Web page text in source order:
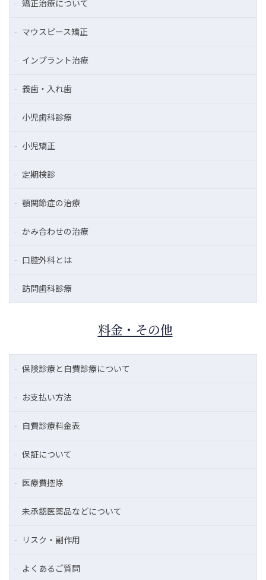
矯正治療について
マウスピース矯正
インプラント治療
義歯・入れ歯
小児歯科診療
小児矯正
定期検診
顎関節症の治療
かみ合わせの治療
口腔外科とは
訪問歯科診療
料金・その他
保険診療と自費診療について
お支払い方法
自費診療料金表
保証について
医療費控除
未承認医薬品などについて
リスク・副作用
よくあるご質問